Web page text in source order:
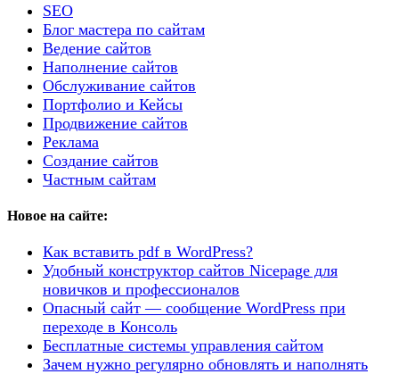
SEO
Блог мастера по сайтам
Ведение сайтов
Наполнение сайтов
Обслуживание сайтов
Портфолио и Кейсы
Продвижение сайтов
Реклама
Создание сайтов
Частным сайтам
Новое на сайте:
Как вставить pdf в WordPress?
Удобный конструктор сайтов Nicepage для
новичков и профессионалов
Опасный сайт — сообщение WordPress при
переходе в Консоль
Бесплатные системы управления сайтом
Зачем нужно регулярно обновлять и наполнять